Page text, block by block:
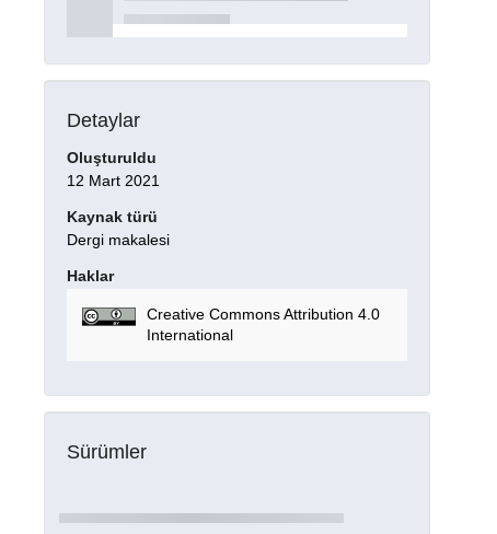
Detaylar
Oluşturuldu
12 Mart 2021
Kaynak türü
Dergi makalesi
Haklar
Creative Commons Attribution 4.0
International
Sürümler